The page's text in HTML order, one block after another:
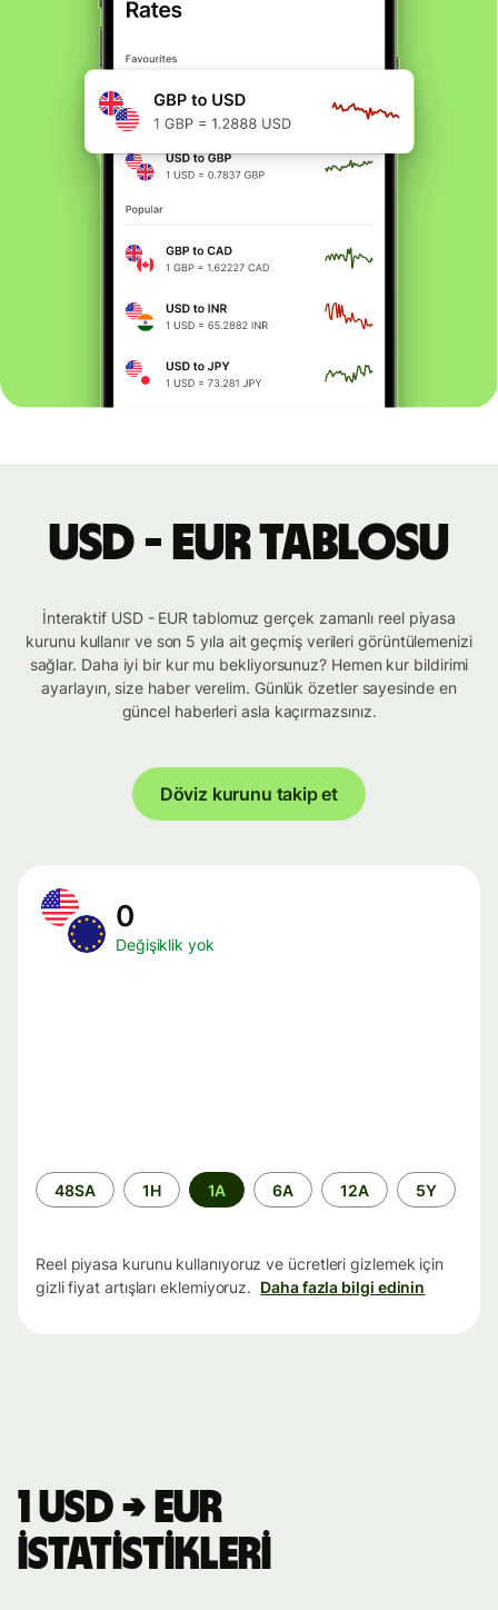
USD - EUR tablosu
İnteraktif USD - EUR tablomuz gerçek zamanlı reel piyasa
kurunu kullanır ve son 5 yıla ait geçmiş verileri görüntülemenizi
sağlar. Daha iyi bir kur mu bekliyorsunuz? Hemen kur bildirimi
ayarlayın, size haber verelim. Günlük özetler sayesinde en
güncel haberleri asla kaçırmazsınız.
Döviz kurunu takip et
0
Değişiklik yok
Zaman
aralığı
48SA 1H 1A 6A 12A 5Y
Reel piyasa kurunu kullanıyoruz ve ücretleri gizlemek için
gizli fiyat artışları eklemiyoruz. Daha fazla bilgi edinin
1 USD → EUR
istatistikleri